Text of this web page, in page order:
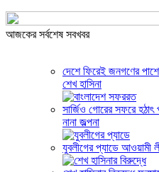
আজকের সর্বশেষ সবখবর
দেশে ফিরেই জনগণের পাশে
শেখ হাসিনা
সার্জিও গোরের সফরে
নানা জল্পনা
যুবলীগের প্যাডে আওয়ামী